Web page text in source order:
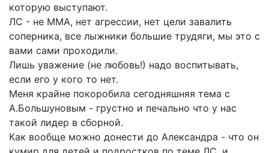
которую выступают.
ЛС - не ММА, нет агрессии, нет цели завалить
соперника, все лыжники большие трудяги, мы это с
вами сами проходили.
Лишь уважение (не любовь!) надо воспитывать,
если его у кого то нет.
Меня крайне покоробила сегодняшняя тема с
А.Большуновым - грустно и печально что у нас
такой лидер в сборной.
Как вообще можно донести до Александра - что он